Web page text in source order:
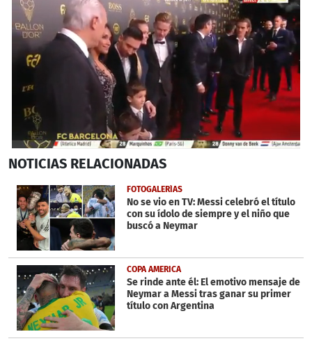
seconds
43
seconds
NOTICIAS RELACIONADAS
FOTOGALERÍAS
No se vio en TV: Messi celebró el título
con su ídolo de siempre y el niño que
buscó a Neymar
COPA AMERICA
Se rinde ante él: El emotivo mensaje de
Neymar a Messi tras ganar su primer
título con Argentina